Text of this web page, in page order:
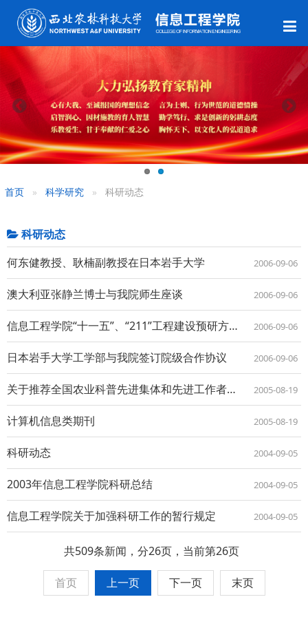
首页 科学研究 科研动态
科研动态
何东健教授、耿楠副教授在日本岩手大学
2006-09-06
澳大利亚张静兰博士与我院师生座谈 2006-09-06
信息工程学院“十一五”、“211”工程建设预研方案研讨会 2006-09-06
日本岩手大学工学部与我院签订院级合作协议 2006-09-06
关于推荐全国农业科普先进集体和先进工作者的通知 2005-08-19
计算机信息类期刊 2005-08-19
科研动态 2004-09-05
2003年信息工程学院科研总结 2004-09-05
信息工程学院关于加强科研工作的暂行规定 2004-09-05
共509条新闻，分26页，当前第26页
首页 上一页 下一页 末页